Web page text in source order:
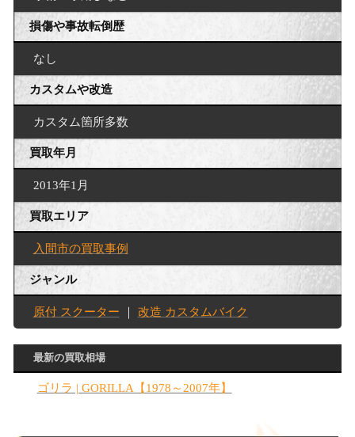
損傷や事故転倒歴
なし
カスタムや改造
カスタム箇所多数
買取年月
2013年1月
買取エリア
入間市の買取事例
ジャンル
原付 スクーター 改造 カスタムバイク
最新の買取相場
ゴリラ | GORILLA【1978～2007年】